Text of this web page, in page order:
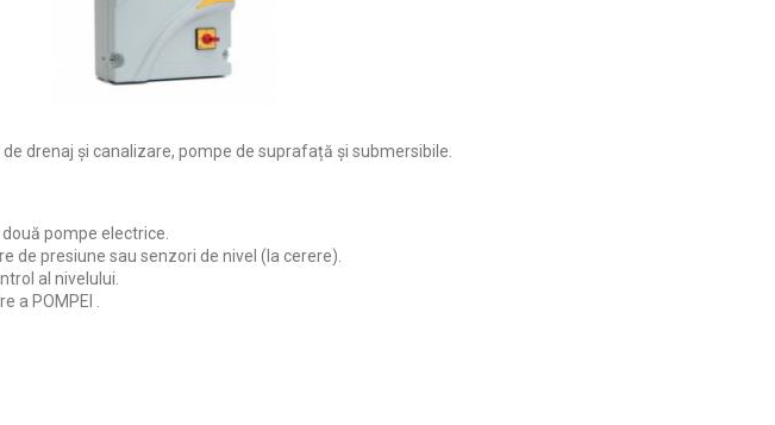
drenaj și canalizare, pompe de suprafață și submersibile.
pompe electrice.
presiune sau senzori de nivel (la cerere).
al nivelului.
POMPEI .